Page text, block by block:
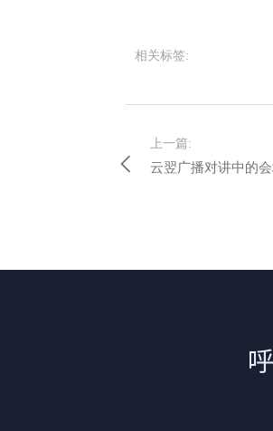
相关标签:
上一篇:
云翌广播对讲中的